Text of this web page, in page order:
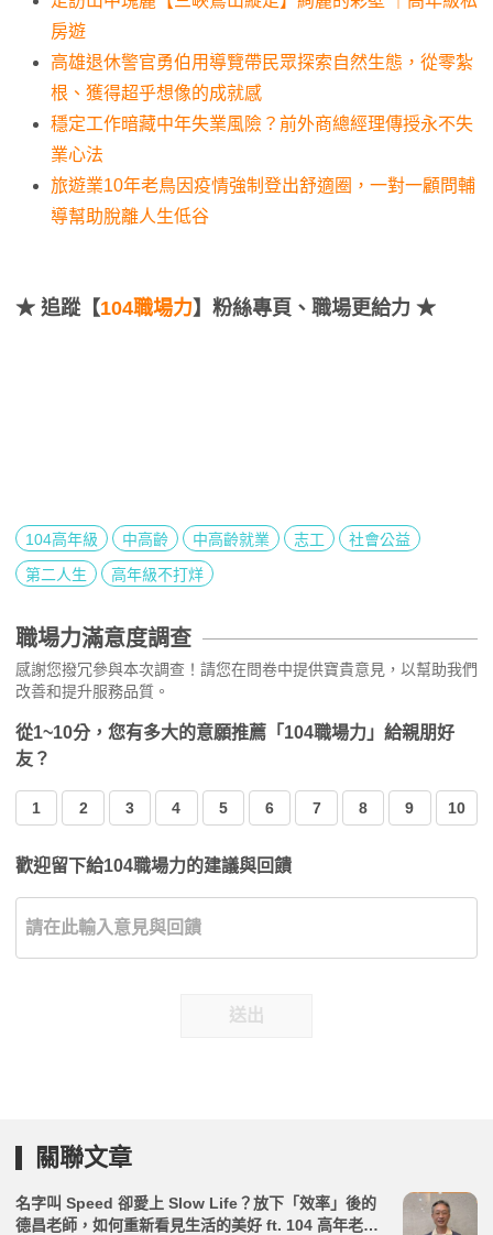
房遊
高雄退休警官勇伯用導覽帶民眾探索自然生態，從零紮
根、獲得超乎想像的成就感
穩定工作暗藏中年失業風險？前外商總經理傳授永不失
業心法
旅遊業10年老鳥因疫情強制登出舒適圈，一對一顧問輔
導幫助脫離人生低谷
★ 追蹤【104職場力】粉絲專頁、職場更給力 ★
104高年級 中高齡 中高齡就業 志工
社會公益
第二人生
高年級不打烊
職場力滿意度調查
感謝您撥冗參與本次調查！請您在問卷中提供寶貴意見，以幫助我們
改善和提升服務品質。
從1~10分，您有多大的意願推薦「104職場力」給親朋好
友？
1 2 3 4 5 6 7 8 9 10
歡迎留下給104職場力的建議與回饋
送出
關聯文章
名字叫 Speed 卻愛上 Slow Life？放下「效率」後的
德昌老師，如何重新看見生活的美好 ft. 104 高年老師